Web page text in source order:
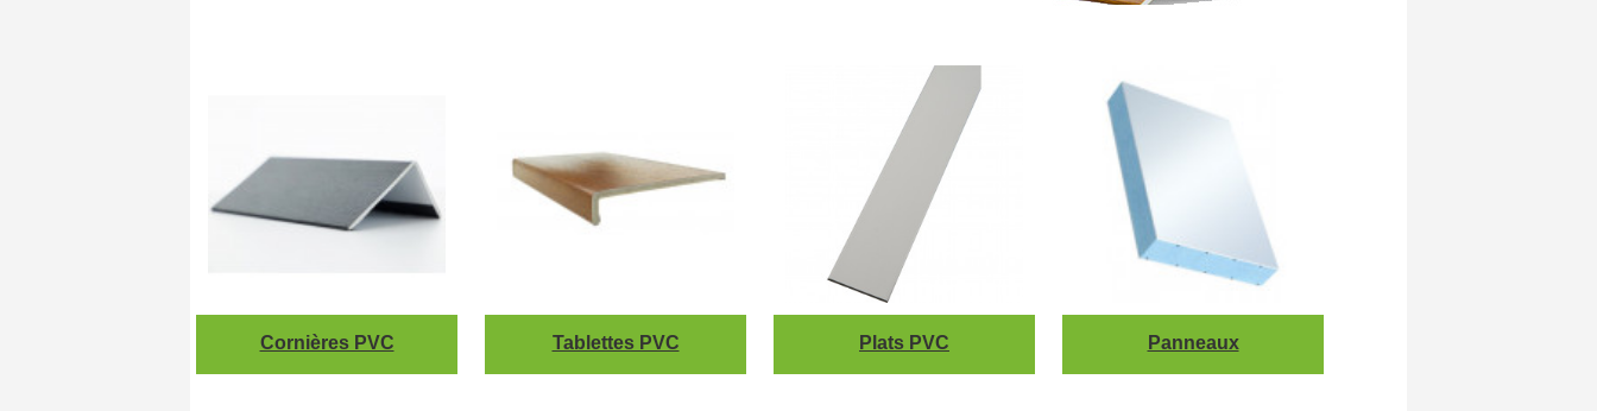
Cornières PVC Tablettes PVC Plats PVC Panneaux